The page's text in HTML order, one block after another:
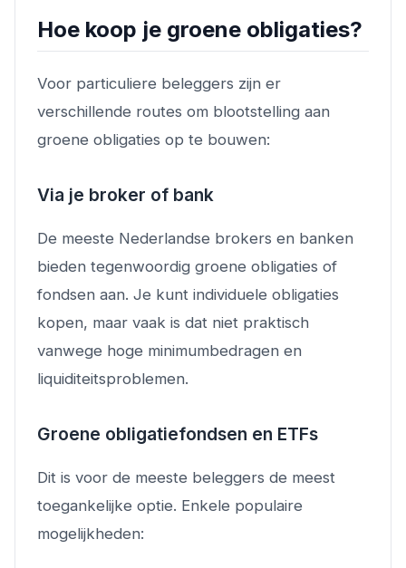
Hoe koop je groene obligaties?
Voor particuliere beleggers zijn er
verschillende routes om blootstelling aan
groene obligaties op te bouwen:
Via je broker of bank
De meeste Nederlandse brokers en banken
bieden tegenwoordig groene obligaties of
fondsen aan. Je kunt individuele obligaties
kopen, maar vaak is dat niet praktisch
vanwege hoge minimumbedragen en
liquiditeitsproblemen.
Groene obligatiefondsen en ETFs
Dit is voor de meeste beleggers de meest
toegankelijke optie. Enkele populaire
mogelijkheden: